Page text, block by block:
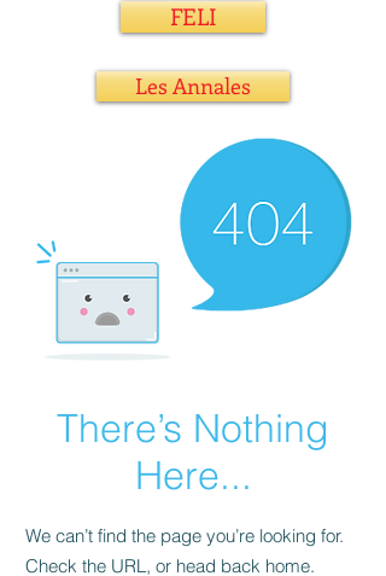
FELI
Les Annales
There’s Nothing
Here...
We can’t find the page you’re looking for.
Check the URL, or head back home.